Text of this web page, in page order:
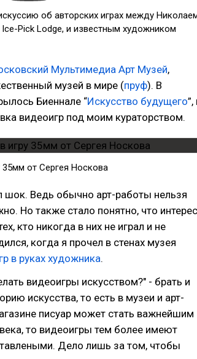
об авторских играх между
Pick Lodge, и известным художником
Мультимедиа Арт Музей,
музей в мире (пруф). В
Биеннале “Искусство будущего”,
видеоигр под моим кураторством.
35мм от Сергея Носкова
шок. Ведь обычно арт-работы нельзя
Но также стало понятно, что интерес
кто никогда в них не играл и не
когда я прочел в стенах музея
в руках художника.
видеоигры искусством?" - брать и
искусства, то есть в музеи и арт-
писуар может стать важнейшим
то видеоигры тем более имеют
Дело лишь за том, чтобы